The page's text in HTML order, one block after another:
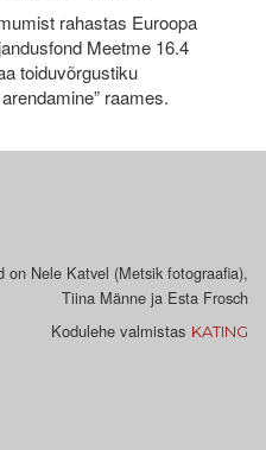
rahastas Euroopa
Meetme 16.4
toiduvõrgustiku
raames.
Nele Katvel (Metsik fotograafia),
Tiina Männe ja Esta Frosch
Kodulehe valmistas KATING